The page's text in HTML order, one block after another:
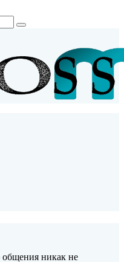
общения никак не